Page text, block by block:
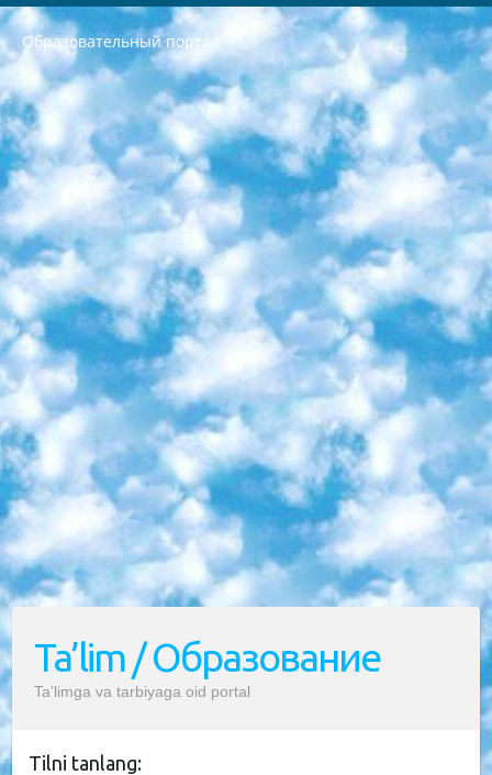
Образовательный портал
РЕСПУБЛИКА УЗБЕКИСТАН МИНИСТРЕРСТВО ДОШКОЛЬНОГО И ШКОЛЬНОГО ОБРАЗОВАНИЯ КОМАНДА в общеобразовательных учреждениях в 2023-2024 учебном году организация и проведение итоговой государственной аттестации обучающихся о Министра дошкольного и школьного образования Республики Узбекистан от 4 марта 2008 года (постановлением Минюста от 20 марта 2008 года № 1778 государственной регистрации) «Итоговое состояние учащихся общего среднего образования на основании положения об утверждении положения об аттестации общего среднего образования выпускной экзамен студентов в образовательных учреждениях в 2023-2024 учебном году В целях организации и прохождения аттестации приказываю: 1. Следующее: перечень предметов, по которым будет проводиться итоговая государственная аттестация и экзамен формы перевода согласно приложению 1; сертификаты международного образца, оценивающие уровень владения иностранными языками перечень согласно приложению 2; 2. Педагогический при специализированных образовательных учреждениях. научно-практический центр квалификации и международной оценки (Д.Давидова) 2024 г. До 25 марта: задания по предметам, по которым будет проводиться итоговая аттестация разработка и утверждение технических условий; итоговая аттестация на основании разработанного предметного задания разработка вопросов по предметам (устно и письменно), экзамен передача; общеобразовательные средние школы и специальные учебные заведения учащиеся выпускных классов школ и интернатов в агентской системе подготовка базы данных экзаменационных материалов и критериев оценки; перевод базы экзаменационных материалов на все языки обучения подать в Республиканский образовательный центр для изготовления; варианты экзаменов на основе разработанных контрольных материалов пусть будут поставлены задачи формирования. 3. Республиканский образовательный центр (Ш.Худайкулов) до 5 апреля 2024 года. до: база данных предоставленных экзаменационных материалов на все языки обучения перевод и экспертиза; для слепых, слабовидящих, глухих, слабослышащих и умственно отсталых детей учащиеся выпускных классов специализированных школ и школ-интернатов база данных экзаменационных материалов на всех преподаваемых языках подготовка критериев оценки; специализированные школы для умственно отсталых детей и технологии для учащихся выпускных классов школ-интернатов разработка соответствующих рекомендаций и критериев проведения ЕГЭ по естествознанию давать задания. 4. Педагогический при специализированных образовательных учреждениях. Научно-практический центр навыков и международной оценки (Д.Давидова), Республика образовательный центр (Худайкулов Ш.) итоговый государственный аттестационный экзамен ориентирован на творческое и логическое мышление при подготовке базы материалов учитывать введение заданий. 5. Следует отметить, что: сертификат государственного образца о знании общеобразовательного предмета и как минимум национальный уровень B1 по предметам на иностранных языках, указанным в Приложении 2. или международно признанный сертификат эквивалентного уровня студенты, изучающие определенный предмет, освобождаются от экзамена; по соответствующим предметам запланирована итоговая государственная аттестация за день до дня, путем жеребьевки Рабочей группой (в письменной форме по предметам, проводимым в форме) из числа сформированных вариантов выбрано 2 варианта; 2 выбранных варианта экзамена анонсированы на официальном сайте министерства и все выпускники по всей стране на основе этих вариантов проводит итоговую государственную аттестацию. 6. Государственное образование учащихся средних общеобразовательных учреждений. знания в соответствии с квалификационными требованиями, которые необходимо приобрести на основании стандартов итоговый (выпускной) контроль для 9 и 11 классов в целях тестирования Экзамены (далее – экзамены) состоят из предметов, перечисленных в приложении 1. будет сделано. 7. Экзамены пройдут с 26 мая по 15 июня 2024 г. (кроме науки физического воспитания). 8. Физическая для учащихся 9 классов общесредних образовательных учреждений. Экзамены по предмету «Образование, квалификация медицина» 1-6 мая 2024 года. сотрудники перевести под присмотр (с отклонениями в физическом или умственном развитии) специализированная школа для детей, школы-интернаты и со сколиозом школы-интернаты санаторного типа для больных детей исключены). 9. Он был слепым, слабовидящим и имел нарушения опорно-двигательного аппарата. экзамены в специализированных школах и интернатах для детей должны проводиться исходя из требований, предъявляемых к общеобразовательным учреждениям (физкультура кроме науки). 10. Специализированная школа для глухих и слабослышащих детей. и экзамены в интернатах и быть реализован в виде письменного теста по математике. 11. Специальность для умственно отсталых детей. Для 9 класса Родной язык и литературное письмо Государственный язык (язык обучения – узбекский). для неклассов) написано Математическое письмо Письменная/устная история Узбекистана Физическое воспитание практично Итоговый контроль Для 11 класса Написание родного языка и литературы (эссе) Математическое письмо Узбекский язык (обучение на узбекском языке) не посещающее общее среднее образование для учреждений)/Образовательное учреждение выбор письменный и устный Иностранный язык письменный/устный Письменная/устная история Узбекистана *По выбору студента:  Химия  Физика  Основы государственного права  География 10 бесплатных образовательных ресурсов - Мы составили подборку онлайн-проектов с интерактивными упражнениями, видеолекциями и статьями. Они помогут вам обрести новые и освежить старые знания бесплатно. 1. «ИНТУИТ» Старейшая образовательная площадка Рунета. Здесь вы найдёте сотни текстовых и видеокурсов на десятки различных тем — от программирования до психологии. Многие курсы подготовлены российскими университетами и крупными международными компаниями вроде Intel и Microsoft. Самостоятельное обучение бесплатное, но желающие могут оплатить услуги персональных наставников. 2. «Смартия» знакомит с актуальными профессиями и подсказывает, как им обучаться. Выбрав заинтересовавшую вас специальность — SMM-специалист, фотограф, веб-дизайнер или другую, — увидите список необходимых для неё умений. Чтобы вы могли освоить их самостоятельно, для каждого умения площадка отображает подборку ссылок на учебные материалы. Хотя «Смартия» ориентируется на русскоязычную аудиторию, часть контента всё же доступна только на английском. 3. «Лекторий Физтеха» Проект Московского физико-технического института (Физтеха). С его помощью вы можете смотреть онлайн серии лекций, записанные на видео в этом вузе. В числе доступных предметов — физика, биология, химия, информационные технологии и другие. К некоторым лекциям администрация ресурса прилагает готовые конспекты, которые можно скачивать в PDF-формате. 4. ITMOcourses Онлайн-площадка Санкт-Петербургского национального исследовательского университета информационных технологий, механики и оптики (ИТМО). Ресурс предоставляет свободный доступ к курсам, разработанным в этом вузе. Каталог материалов разбит на четыре категории: «Оптические системы и технологии», «Приборостроение и робототехника», «Информационные технологии» и «Биотехнологии». Курсы состоят из видеолекций, интерактивных демонстраций и заданий. 5. «КиберЛенинка» Электронная научная библиотека открытого доступа. Каталог площадки регулярно обрастает текстами статей из различных научных изданий. Сгруппированные по журналам и рубрикам публикации можно читать онлайн или скачивать целиком в PDF-формате. Проект нацелен на популяризацию науки за счёт открытого доступа к качественной информации. 6. «ПостНаука» На этом ресурсе публикуют подборки видеолекций, составленные экспертами из разных отраслей и объединённые общими темами. Среди них, к примеру, есть серии «Биоинформатика и геномика», «Культура средневековой Скандинавии» и Cinema Studies о теории кино. Каждая подборка лекций — логически связанная история, рассказанная экспертом от первого лица. Кроме того, на сайте появляются научно-образовательные статьи и тесты на разные темы. 7. «Newочём» Команда проекта «Newочём» отбирает самые интересные тексты из англоязычных СМИ и переводит те из них, за которые голосуют участники сообщества «ВКонтакте». По большей части это научно-популярные статьи. Редакторы придумывают лишь заголовки, в остальном содержание переводов соответствует оригиналам. Полные тексты можно читать прямо в социальной сети. 8. InternetUrok Онлайн-база материалов по основным дисциплинам школьной программы. Информация на сайте структурирована по классам, предметам и темам (урокам). Каждый урок состоит из видеолекций и конспектов. Есть также интерактивные тренажёры и тесты для закрепления пройденного материала. Даже если вы давно окончили школу, возможность повторить программу старших классов всегда может пригодиться. 9. Edutainme Ещё один ресурс об образовании. В отличие от Newtonew, как мне кажется, Edutainme больше ориентируется на представителей индустрии: педагогов, предпринимателей, разработчиков образовательных проектов. Но и любой, кто просто стремится к саморазвитию, найдёт на сайте много полезного и интересного для себя. Например, информацию о новых курсах и образовательных сервисах. 10. Newtonew Онлайн-медиа об образовании и обучении в широком смысле. Авторы Newtonew пишут об инструментах, заведениях, тактиках и стратегиях, которые помогают учить других и получать новые знания самостоятельно. На этой площадке вы найдёте новости, обзоры, аналитические мат
Ta’lim / Образование
Ta’limga va tarbiyaga oid portal
Tilni tanlang: